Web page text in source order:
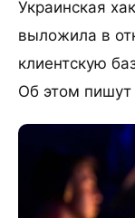
Украинская
выложила в
клиентскую
Об этом